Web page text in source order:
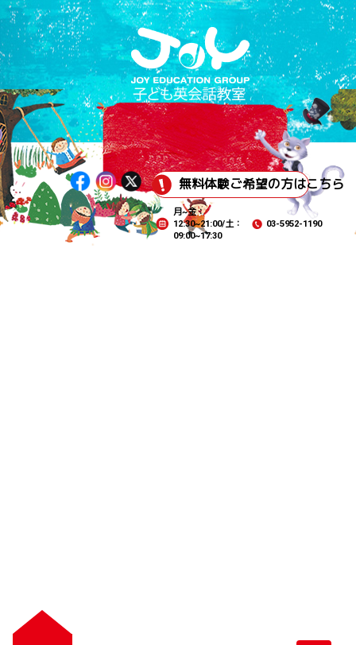
無料体験ご希望の方はこちら
月~金：
12:30~21:00/土：
09:00~17:30
03-5952-1190